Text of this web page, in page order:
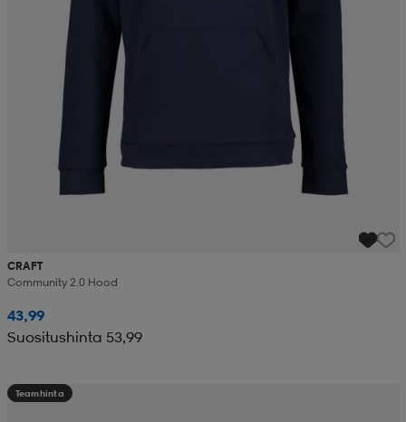
CRAFT
Community 2.0 Hood
43,99
Suositushinta 53,99
Teamhinta